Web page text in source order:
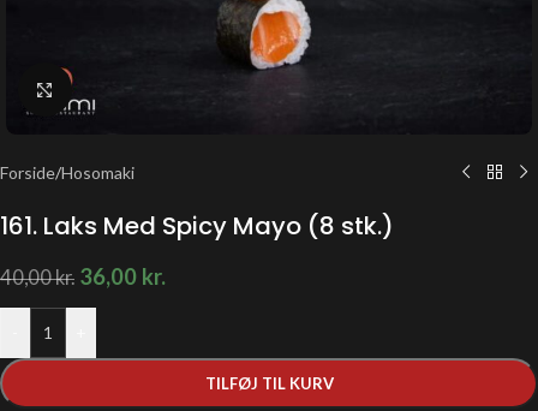
Klik for at forstørre
Forside/Hosomaki
161. Laks Med Spicy Mayo (8 stk.)
40,00kr. 36,00 kr.
TILFØJ TIL KURV